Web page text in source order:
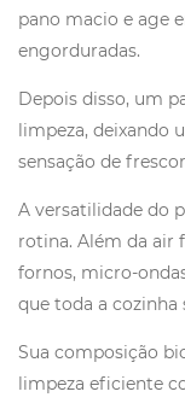
pano macio e age
engorduradas.
Depois disso, um
limpeza, deixando
sensação de
A versatilidade do
rotina. Além da air
fornos, micro-
que toda a cozinha
Sua composição
limpeza eficiente